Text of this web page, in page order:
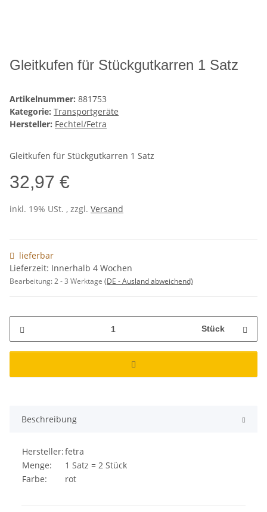
Gleitkufen für Stückgutkarren 1 Satz
Artikelnummer: 881753
Kategorie: Transportgeräte
Hersteller: Fechtel/Fetra
Gleitkufen für Stückgutkarren 1 Satz
32,97 €
inkl. 19% USt. , zzgl. Versand
lieferbar
Lieferzeit: Innerhalb 4 Wochen
Bearbeitung:2 - 3 Werktage (DE - Ausland abweichend)
Stück
Beschreibung
Hersteller:fetra
Menge:
1 Satz = 2 Stück
Farbe:
rot